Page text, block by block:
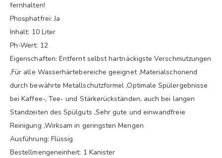
fernhalten!
Phosphatfrei: Ja
Inhalt: 10 Liter
Ph-Wert: 12
Eigenschaften: Entfernt selbst hartnäckigste Verschmutzungen
,Für alle Wasserhärtebereiche geeignet ,Materialschonend
durch bewährte Metallschutzformel ,Optimale Spülergebnisse
bei Kaffee-, Tee- und Stärkerückständen, auch bei langen
Standzeiten des Spülguts ,Sehr gute und einwandfreie
Reinigung ,Wirksam in geringsten Mengen
Ausführung: Flüssig
Bestellmengeneinheit: 1 Kanister